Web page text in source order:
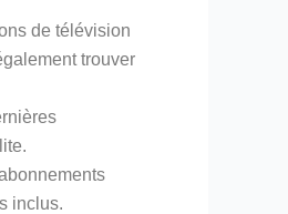
de télévision
trouver
inclus.